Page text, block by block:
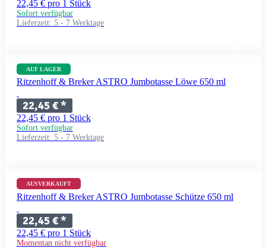
22,45 € pro 1 Stück
Sofort verfügbar
Lieferzeit: 5 - 7 Werktage
AUF LAGER
Ritzenhoff & Breker ASTRO Jumbotasse Löwe 650 ml
22,45 €*
22,45 € pro 1 Stück
Sofort verfügbar
Lieferzeit: 5 - 7 Werktage
AUSVERKAUFT
Ritzenhoff & Breker ASTRO Jumbotasse Schütze 650 ml
22,45 €*
22,45 € pro 1 Stück
Momentan nicht verfügbar